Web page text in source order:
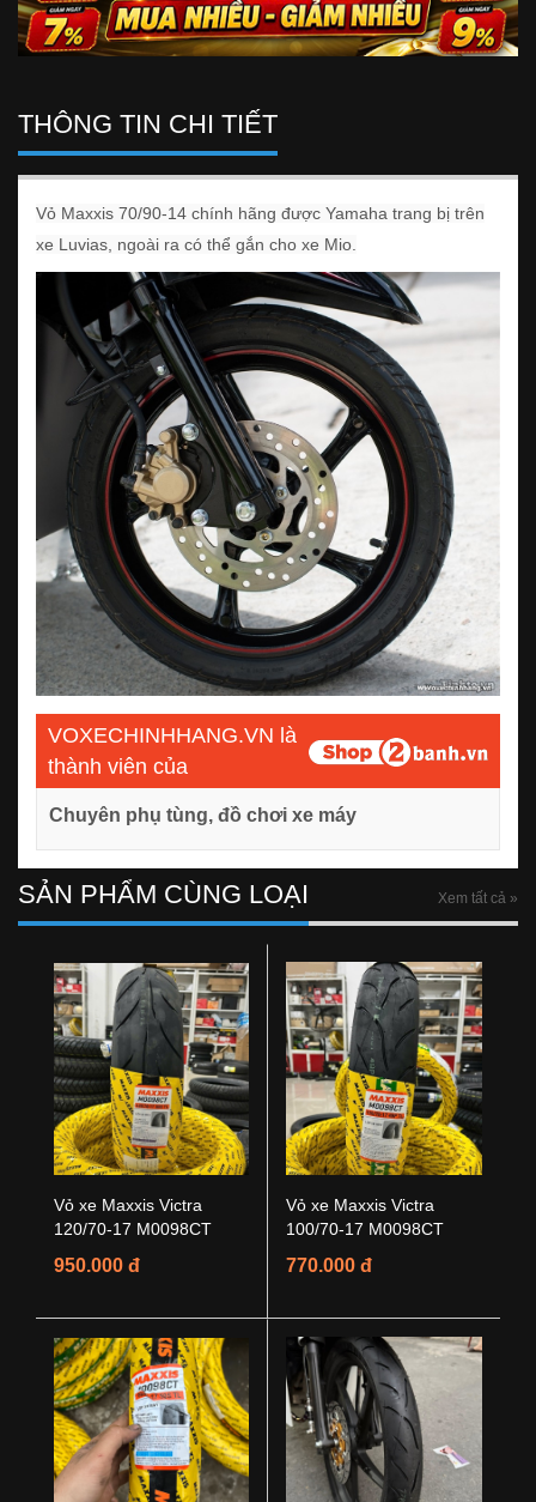
THÔNG TIN CHI TIẾT
Vỏ Maxxis 70/90-14 chính hãng được Yamaha trang bị trên
xe Luvias, ngoài ra có thể gắn cho xe Mio.
VOXECHINHHANG.VN là
thành viên của
Chuyên phụ tùng, đồ chơi xe máy
SẢN PHẨM CÙNG LOẠI Xem tất cả »
Vỏ xe Maxxis Victra
120/70-17 M0098CT
950.000 đ
Vỏ xe Maxxis Victra
100/70-17 M0098CT
770.000 đ